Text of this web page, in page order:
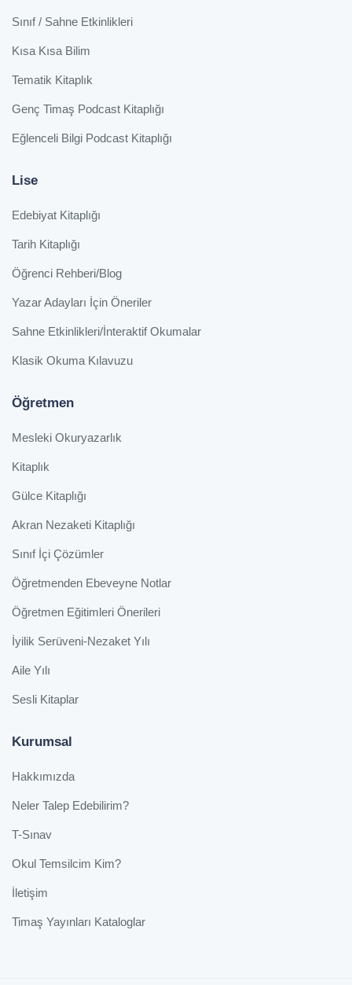
Sınıf / Sahne Etkinlikleri
Kısa Kısa Bilim
Tematik Kitaplık
Genç Timaş Podcast Kitaplığı
Eğlenceli Bilgi Podcast Kitaplığı
Lise
Edebiyat Kitaplığı
Tarih Kitaplığı
Öğrenci Rehberi/Blog
Yazar Adayları İçin Öneriler
Sahne Etkinlikleri/İnteraktif Okumalar
Klasik Okuma Kılavuzu
Öğretmen
Mesleki Okuryazarlık
Kitaplık
Gülce Kitaplığı
Akran Nezaketi Kitaplığı
Sınıf İçi Çözümler
Öğretmenden Ebeveyne Notlar
Öğretmen Eğitimleri Önerileri
İyilik Serüveni-Nezaket Yılı
Aile Yılı
Sesli Kitaplar
Kurumsal
Hakkımızda
Neler Talep Edebilirim?
T-Sınav
Okul Temsilcim Kim?
İletişim
Timaş Yayınları Kataloglar